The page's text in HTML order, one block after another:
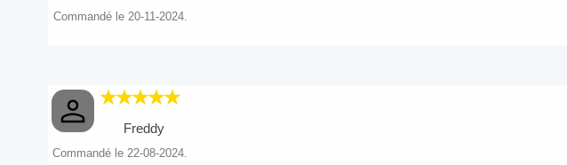
Commandé le 20-11-2024.
Freddy
Commandé le 22-08-2024.